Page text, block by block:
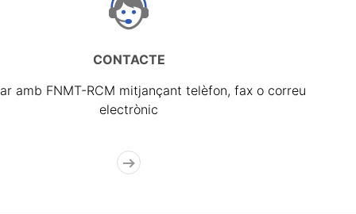
CONTACTE
amb FNMT-RCM mitjançant telèfon, fax o correu
electrònic